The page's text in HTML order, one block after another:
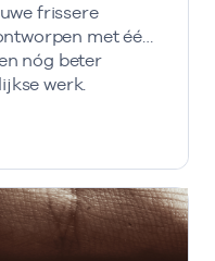
frissere
met één
nóg beter
werk.